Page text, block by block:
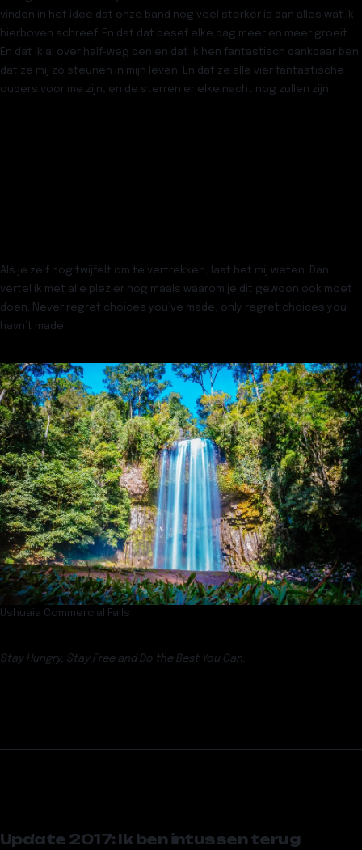
vinden in het idee dat onze band nog veel sterker is dan alles wat ik
hierboven schreef. En dat dat besef elke dag meer en meer groeit.
En dat ik al over half-weg ben en dat ik hen fantastisch dankbaar ben
dat ze mij zo steunen in mijn leven. En dat ze alle vier fantastische
ouders voor me zijn, en de sterren er elke nacht nog zullen zijn.
Als je zelf nog twijfelt om te vertrekken, laat het mij weten. Dan
vertel ik met alle plezier nog maals waarom je dit gewoon ook moet
doen. Never regret choices you’ve made, only regret choices you
havn’t made.
Ushuaia Commercial Falls
Stay Hungry, Stay Free and Do the Best You Can.
Update 2017: Ik ben intussen terug